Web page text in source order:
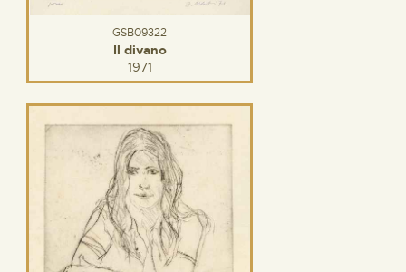
GSB09322
Il divano
1971